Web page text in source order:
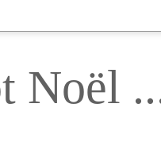
Noël